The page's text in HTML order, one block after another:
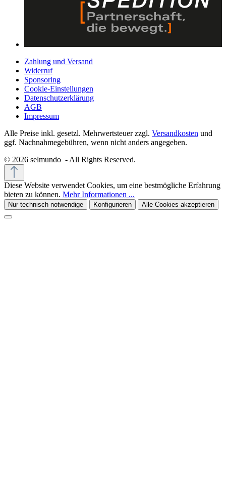
Zahlung und Versand
Widerruf
Sponsoring
Cookie-Einstellungen
Datenschutzerklärung
AGB
Impressum
Alle Preise inkl. gesetzl. Mehrwertsteuer zzgl. Versandkosten und
ggf. Nachnahmegebühren, wenn nicht anders angegeben.
© 2026 selmundo - All Rights Reserved.
Diese Website verwendet Cookies, um eine bestmögliche Erfahrung
bieten zu können. Mehr Informationen ...
Nur technisch notwendige Konfigurieren Alle Cookies akzeptieren